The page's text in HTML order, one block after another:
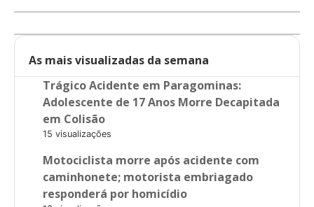
As mais visualizadas da semana
Trágico Acidente em Paragominas:
Adolescente de 17 Anos Morre Decapitada
em Colisão
15 visualizações
Motociclista morre após acidente com
caminhonete; motorista embriagado
responderá por homicídio